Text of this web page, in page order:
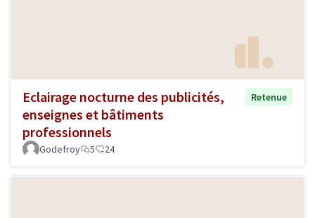
Eclairage nocturne des publicités,
enseignes et bâtiments
professionnels
Retenue
Godefroy 5 24